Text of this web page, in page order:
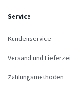
Service
Kundenservice
Versand und
Zahlungsmethoden